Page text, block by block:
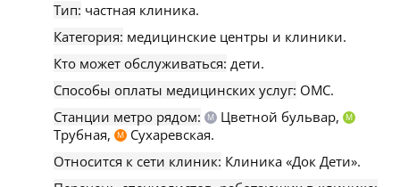
Тип: частная клиника.
Категория: медицинские центры и клиники.
Кто может обслуживаться: дети.
Способы оплаты медицинских услуг: ОМС.
Станции метро рядом:
М Цветной бульвар, М
Трубная, М
Сухаревская.
Относится к сети клиник: Клиника «Док Дети».